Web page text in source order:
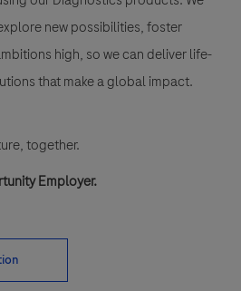
new possibilities, foster
high, so we can deliver life-
that make a global impact.
together.
Employer.